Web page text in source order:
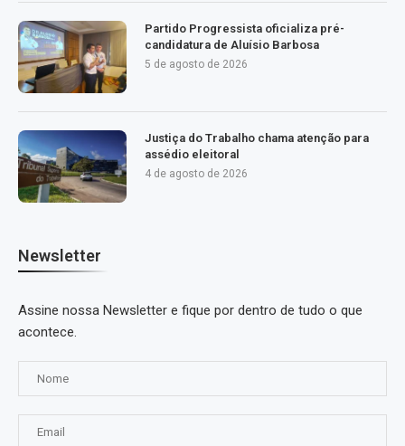
Partido Progressista oficializa pré-
candidatura de Aluísio Barbosa
5 de agosto de 2026
Justiça do Trabalho chama atenção para
assédio eleitoral
4 de agosto de 2026
Newsletter
Assine nossa Newsletter e fique por dentro de tudo o que
acontece.